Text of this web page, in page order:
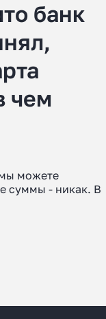
банк
чем
можете
суммы - никак. В